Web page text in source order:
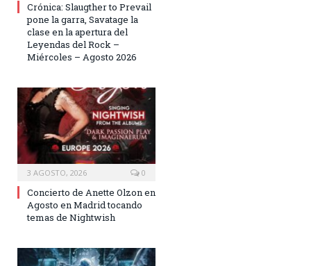
Crónica: Slaugther to Prevail
pone la garra, Savatage la
clase en la apertura del
Leyendas del Rock –
Miércoles – Agosto 2026
3 AGOSTO, 2026 0
Concierto de Anette Olzon en
Agosto en Madrid tocando
temas de Nightwish